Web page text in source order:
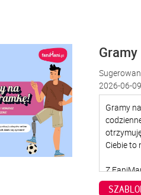
2026-06-